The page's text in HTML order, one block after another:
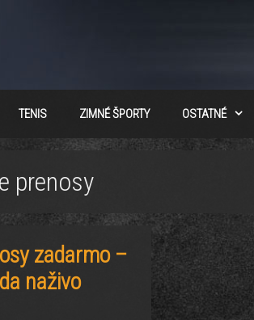
TENIS ZIMNÉ ŠPORTY OSTATNÉ
prenosy
zadarmo –
naživo